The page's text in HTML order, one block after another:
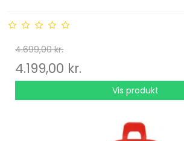
4.699,00 kr.
4.199,00 kr.
Vis produkt